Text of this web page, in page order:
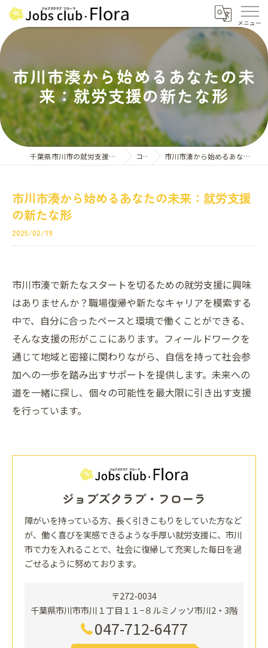
市川市湊から始めるあなたの未
来：就労支援の新たな形
千葉県市川市の就労支援はジョブズクラブ・フローラ コラム 市川市湊から始めるあなたの未来：就労支援の新たな形
市川市湊から始めるあなたの未来：就労支援
の新たな形
2025/02/19
市川市湊で新たなスタートを切るための就労支援に興味
はありませんか？職場復帰や新たなキャリアを模索する
中で、自分に合ったペースと環境で働くことができる、
そんな支援の形がここにあります。フィールドワークを
通じて地域と密接に関わりながら、自信を持って社会参
加への一歩を踏み出すサポートを提供します。未来への
道を一緒に探し、個々の可能性を最大限に引き出す支援
を行っています。
ジョブズクラブ・フローラ
障がいを持っている方、長く引きこもりをしていた方など
が、働く喜びを実感できるような手厚い就労支援に、市川
市で力を入れることで、社会に復帰して充実した毎日を過
ごせるように努めております。
〒272-0034
千葉県市川市市川１丁目１１−８ルミノッソ市川2・3階
047-712-6477